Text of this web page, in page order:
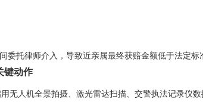
委托律师介入，导致近亲属最终获赔金额低于法定标
键动作
无人机全景拍摄、激光雷达扫描、交警执法记录仪数